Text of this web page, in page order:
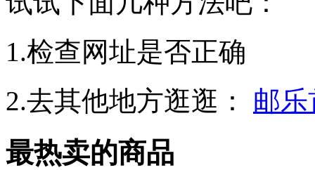
1.检查网址是否正确
2.去其他地方逛逛：
邮
最热卖的商品